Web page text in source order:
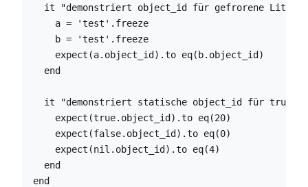
it "demonstriert object_id für gefrorene
    a = 'test'.freeze
    b = 'test'.freeze
    expect(a.object_id).to eq(b.object_id)
  end
it "demonstriert statische object_id für true,
    expect(true.object_id).to eq(20)
    expect(false.object_id).to eq(0)
    expect(nil.object_id).to eq(4)
  end
end